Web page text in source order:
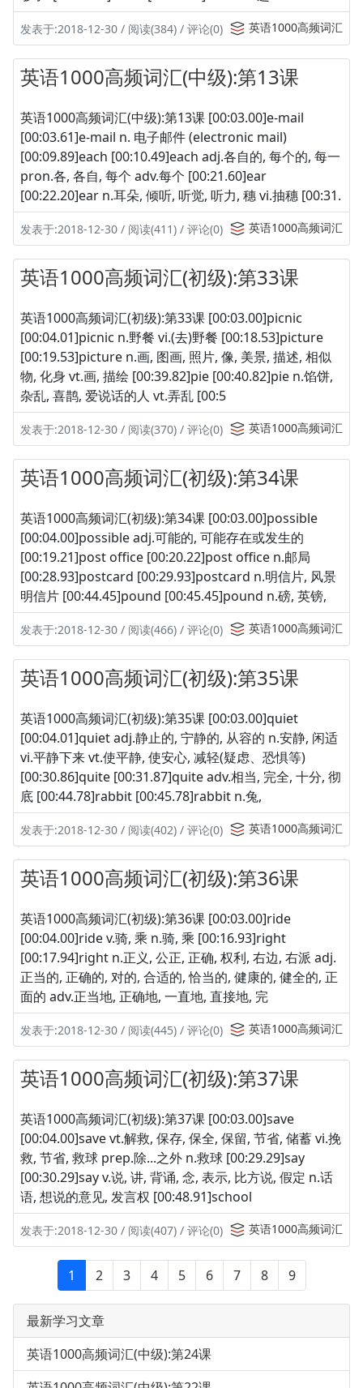
发表于:2018-12-30 / 阅读(384) / 评论(0) 英语1000高频词汇
英语1000高频词汇(中级):第13课
英语1000高频词汇(中级):第13课 [00:03.00]e-mail
[00:03.61]e-mail n. 电子邮件 (electronic mail)
[00:09.89]each [00:10.49]each adj.各自的, 每个的, 每一
pron.各, 各自, 每个 adv.每个 [00:21.60]ear
[00:22.20]ear n.耳朵, 倾听, 听觉, 听力, 穗 vi.抽穗 [00:31.
发表于:2018-12-30 / 阅读(411) / 评论(0) 英语1000高频词汇
英语1000高频词汇(初级):第33课
英语1000高频词汇(初级):第33课 [00:03.00]picnic
[00:04.01]picnic n.野餐 vi.(去)野餐 [00:18.53]picture
[00:19.53]picture n.画, 图画, 照片, 像, 美景, 描述, 相似
物, 化身 vt.画, 描绘 [00:39.82]pie [00:40.82]pie n.馅饼,
杂乱, 喜鹊, 爱说话的人 vt.弄乱 [00:5
发表于:2018-12-30 / 阅读(370) / 评论(0) 英语1000高频词汇
英语1000高频词汇(初级):第34课
英语1000高频词汇(初级):第34课 [00:03.00]possible
[00:04.00]possible adj.可能的, 可能存在或发生的
[00:19.21]post office [00:20.22]post office n.邮局
[00:28.93]postcard [00:29.93]postcard n.明信片, 风景
明信片 [00:44.45]pound [00:45.45]pound n.磅, 英镑,
发表于:2018-12-30 / 阅读(466) / 评论(0) 英语1000高频词汇
英语1000高频词汇(初级):第35课
英语1000高频词汇(初级):第35课 [00:03.00]quiet
[00:04.01]quiet adj.静止的, 宁静的, 从容的 n.安静, 闲适
vi.平静下来 vt.使平静, 使安心, 减轻(疑虑、恐惧等)
[00:30.86]quite [00:31.87]quite adv.相当, 完全, 十分, 彻
底 [00:44.78]rabbit [00:45.78]rabbit n.兔,
发表于:2018-12-30 / 阅读(402) / 评论(0) 英语1000高频词汇
英语1000高频词汇(初级):第36课
英语1000高频词汇(初级):第36课 [00:03.00]ride
[00:04.00]ride v.骑, 乘 n.骑, 乘 [00:16.93]right
[00:17.94]right n.正义, 公正, 正确, 权利, 右边, 右派 adj.
正当的, 正确的, 对的, 合适的, 恰当的, 健康的, 健全的, 正
面的 adv.正当地, 正确地, 一直地, 直接地, 完
发表于:2018-12-30 / 阅读(445) / 评论(0) 英语1000高频词汇
英语1000高频词汇(初级):第37课
英语1000高频词汇(初级):第37课 [00:03.00]save
[00:04.00]save vt.解救, 保存, 保全, 保留, 节省, 储蓄 vi.挽
救, 节省, 救球 prep.除...之外 n.救球 [00:29.29]say
[00:30.29]say v.说, 讲, 背诵, 念, 表示, 比方说, 假定 n.话
语, 想说的意见, 发言权 [00:48.91]school
发表于:2018-12-30 / 阅读(407) / 评论(0) 英语1000高频词汇
1 2 3 4 5 6 7 8 9
最新学习文章
英语1000高频词汇(中级):第24课